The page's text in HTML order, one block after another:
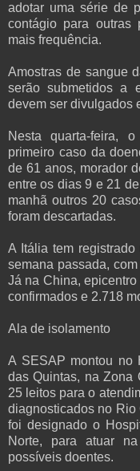
adotar uma série de
contágio para outras
mais frequência.
Amostras de sangue
serão submetidos a
devem ser divulgados
Nesta quarta-feira,
primeiro caso da
de 61 anos, morador
entre os dias 9 e 21
manhã outros 20
foram descartadas.
A Itália tem
semana passada,
Já na China,
confirmados e 2.718
Ala de isolamento
A SESAP montou no
das Quintas, na Zona
25 leitos para o
diagnosticados no Rio
foi designado o
Norte, para atuar
possíveis doentes.